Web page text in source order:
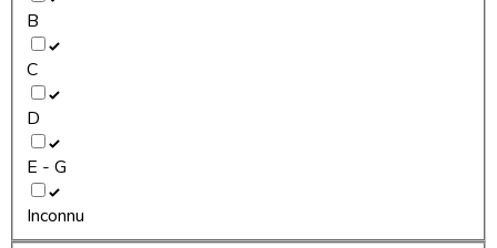
B
C
D
E - G
Inconnu